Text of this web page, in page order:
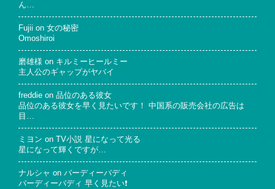
ん…
Fujii on 女の秘密
Omoshiroi
磨雄様 on キルミーヒールミー
主人公のギャップがヤバイ
freddie on 品位のある彼女
品位のある彼女を早く見たいです！ 中国系の販売会社の広告は
目…
ミヨン on
TV小説 星になって光る
星になって輝くですが…
ナルシャ on バーディーバディ
バーディーバディ 早く見たい❗